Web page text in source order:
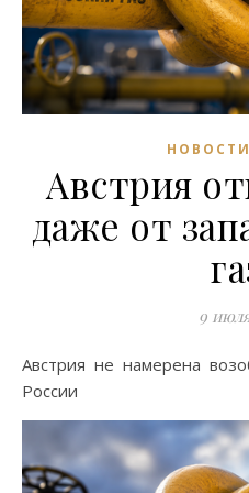
Австрия
даже от
9
Австрия не намерена возобновлять поставки газа из
России